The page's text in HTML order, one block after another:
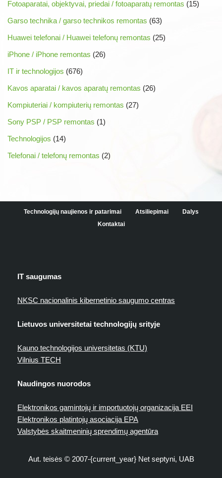
Fotoaparatai, objektyvai, priedai / fotoaparatų remontas (15)
Garso technika / garso technikos remontas (63)
Huawei telefonai / Huawei telefonų remontas (25)
iPhone / iPhone remontas (26)
IT ir technologijos (676)
Kavos aparatai / kavos aparatų remontas (26)
Kompiuteriai / kompiuterių remontas (27)
Sony PSP / PSP remontas (1)
Technologijos (14)
Telefonai / telefonų remontas (2)
Technologijų naujienos ir patarimai Atsiliepimai
Dalys
Kontaktai
IT saugumas
NKSC nacionalinis kibernetinio saugumo centras
Lietuvos universitetai technologijų srityje
Kauno technologijos universitetas (KTU)
Vilnius TECH
Naudingos nuorodos
Elektronikos gamintojų ir importuotojų organizacija EEI
Elektronikos platintojų asociacija EPA
Valstybės skaitmeninių sprendimų agentūra
Aut. teisės © 2007-{current_year} Net septyni, UAB